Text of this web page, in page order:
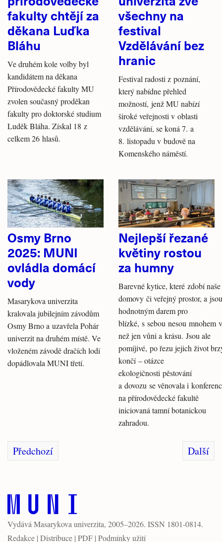
fakulty chtějí za
děkana Luďka
Bláhu
Ve druhém kole volby byl
kandidátem na děkana
Přírodovědecké fakulty MU
zvolen současný proděkan
fakulty pro doktorské studium
Luděk Bláha. Získal 18 z
celkem 26 hlasů.
všechny na
festival
Vzdělávání bez
hranic
Festival radosti z poznání,
který nabídne přehled
možností, jenž MU nabízí
široké veřejnosti v oblasti
vzdělávání, se koná 7. a
8. listopadu v budově na
Komenského náměstí.
Osmy Brno
2025: MUNI
ovládla domácí
vody
Masarykova univerzita
kralovala jubilejním závodům
Osmy Brno a uzavřela Pohár
univerzit na druhém místě. Ve
vloženém závodě dračích lodí
dopádlovala MUNI třetí.
Nejlepší řezané
květiny rostou
za humny
Barevné kytice, které zdobí naše
domovy či veřejný prostor, a jsou
hodnotným darem pro
blízké, s sebou nesou mnohem
než jen vůni a krásu. Jsou ale
pomíjivé, po řezu jejich život
končí – otázce
ekologičnosti pěstování
a dovozu se věnovala i
na přírodovědecké fakultě
iniciovaná tamní botanickou
zahradou.
Předchozí Další
Vydává Masarykova univerzita, 2005–2026. ISSN 1801-0814.
Redakce | Distribuce | PDF | Podmínky užití